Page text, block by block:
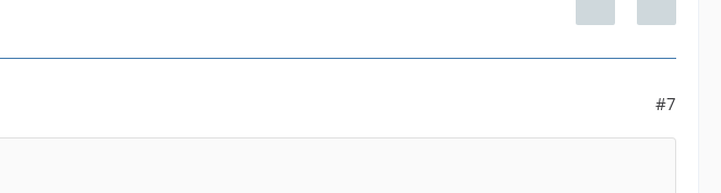
#7